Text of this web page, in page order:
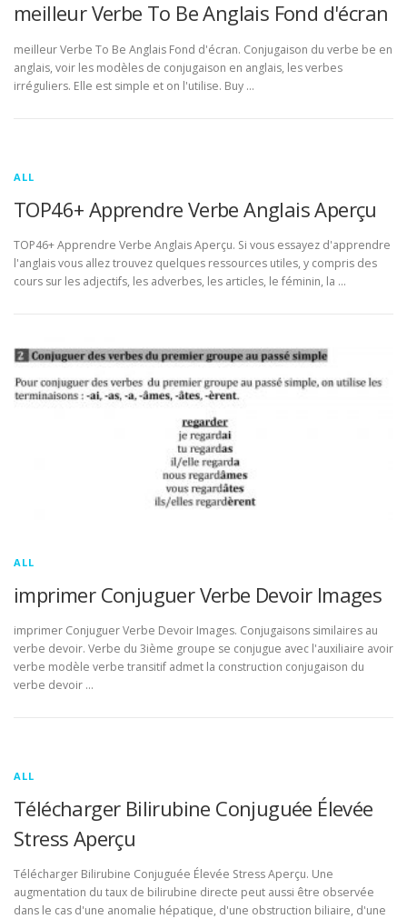
meilleur Verbe To Be Anglais Fond d'écran
meilleur Verbe To Be Anglais Fond d'écran. Conjugaison du verbe be en
anglais, voir les modèles de conjugaison en anglais, les verbes
irréguliers. Elle est simple et on l'utilise. Buy …
ALL
TOP46+ Apprendre Verbe Anglais Aperçu
TOP46+ Apprendre Verbe Anglais Aperçu. Si vous essayez d'apprendre
l'anglais vous allez trouvez quelques ressources utiles, y compris des
cours sur les adjectifs, les adverbes, les articles, le féminin, la …
ALL
imprimer Conjuguer Verbe Devoir Images
imprimer Conjuguer Verbe Devoir Images. Conjugaisons similaires au
verbe devoir. Verbe du 3ième groupe se conjugue avec l'auxiliaire avoir
verbe modèle verbe transitif admet la construction conjugaison du
verbe devoir …
ALL
Télécharger Bilirubine Conjuguée Élevée
Stress Aperçu
Télécharger Bilirubine Conjuguée Élevée Stress Aperçu. Une
augmentation du taux de bilirubine directe peut aussi être observée
dans le cas d'une anomalie hépatique, d'une obstruction biliaire, d'une